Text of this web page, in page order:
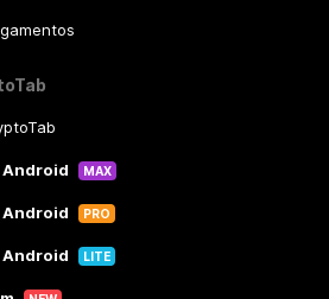
MAX
PRO
LITE